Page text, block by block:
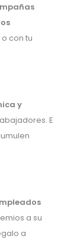
o con tu
y
E
a su
a